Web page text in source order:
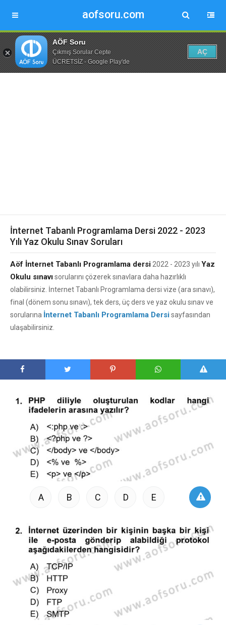
aofsoru.com
AÖF Soru
Çıkmış Sorular Cepte
ÜCRETSİZ - Google Play'de
AÇ
İnternet Tabanlı Programlama Dersi 2022 - 2023
Yılı Yaz Okulu Sınav Soruları
Aöf İnternet Tabanlı Programlama dersi 2022 - 2023 yılı Yaz
Okulu sınavısorularını çözerek sınavlara daha hazırlıklı
olabilirsiniz. İnternet Tabanlı Programlama dersi vize (ara sınavı),
final (dönem sonu sınavı), tek ders, üç ders ve yaz okulu sınav ve
sorularına İnternet Tabanlı Programlama Dersisayfasından
ulaşabilirsiniz.
A B C D E